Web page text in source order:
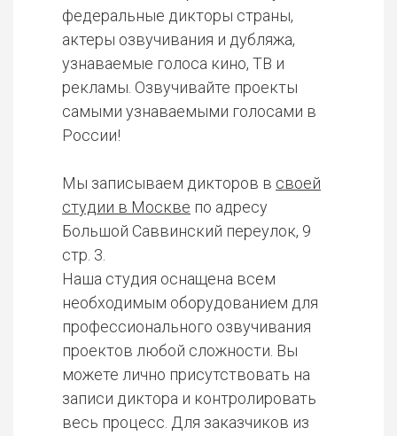
федеральные дикторы страны,
актеры озвучивания и дубляжа,
узнаваемые голоса кино, ТВ и
рекламы. Озвучивайте проекты
самыми узнаваемыми голосами в
России!
Мы записываем дикторов в своей
студии в Москве по адресу
Большой Саввинский переулок, 9
стр. 3.
Наша студия оснащена всем
необходимым оборудованием для
профессионального озвучивания
проектов любой сложности. Вы
можете лично присутствовать на
записи диктора и контролировать
весь процесс. Для заказчиков из